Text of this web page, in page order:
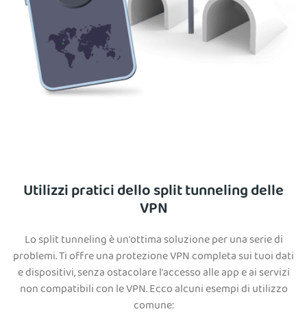
Utilizzi pratici dello split tunneling delle
VPN
Lo split tunneling è un'ottima soluzione per una serie di
problemi. Ti offre una protezione VPN completa sui tuoi dati
e dispositivi, senza ostacolare l'accesso alle app e ai servizi
non compatibili con le VPN. Ecco alcuni esempi di utilizzo
comune: